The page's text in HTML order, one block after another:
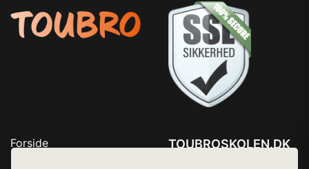
Forside
TOUBROSKOLEN.DK